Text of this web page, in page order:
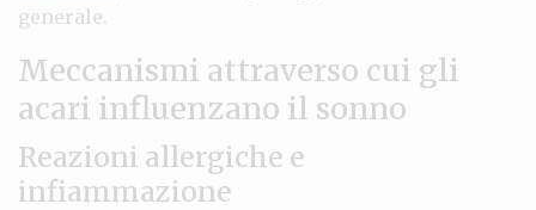
generale.
Meccanismi attraverso cui gli
acari influenzano il sonno
Reazioni allergiche e
infiammazione